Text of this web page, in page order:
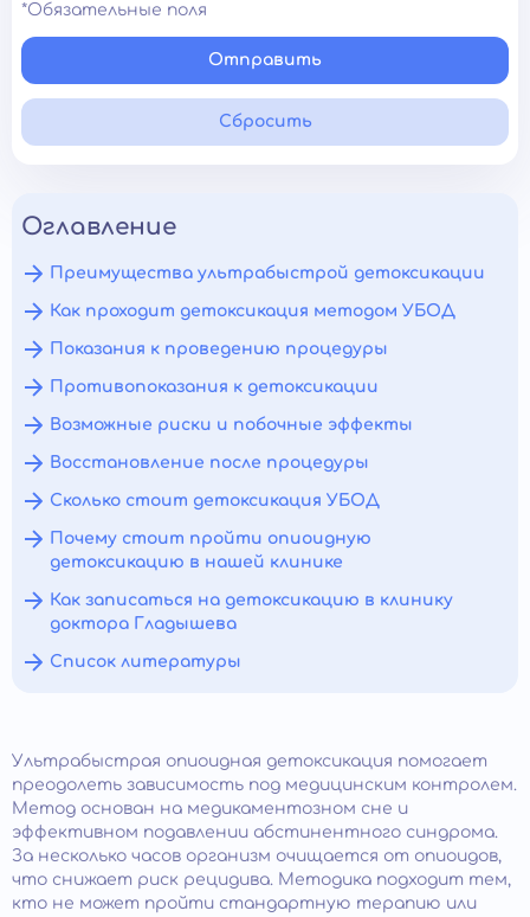
*Обязательные поля
Отправить
Сбросить
Оглавление
Преимущества ультрабыстрой детоксикации
Как проходит детоксикация методом УБОД
Показания к проведению процедуры
Противопоказания к детоксикации
Возможные риски и побочные эффекты
Восстановление после процедуры
Сколько стоит детоксикация УБОД
Почему стоит пройти опиоидную
детоксикацию в нашей клинике
Как записаться на детоксикацию в клинику
доктора Гладышева
Список литературы
Ультрабыстрая опиоидная детоксикация помогает
преодолеть зависимость под медицинским контролем.
Метод основан на медикаментозном сне и
эффективном подавлении абстинентного синдрома.
За несколько часов организм очищается от опиоидов,
что снижает риск рецидива. Методика подходит тем,
кто не может пройти стандартную терапию или